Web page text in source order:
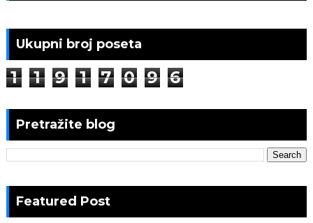
Ukupni broj poseta
1 1 9 1 7 0 9 6
Pretražite blog
Featured Post